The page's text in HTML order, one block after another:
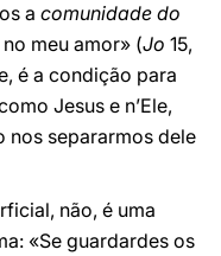
a comunidade do
meu amor» (Jo 15,
é a condição para
Jesus e n’Ele,
nos separarmos dele
não, é uma
«Se guardardes os